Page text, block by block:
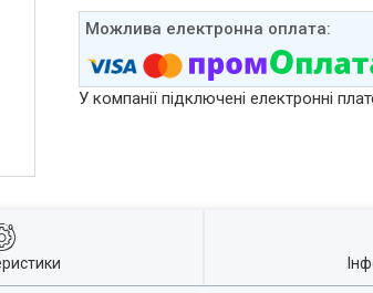
У компанії підключені електронні